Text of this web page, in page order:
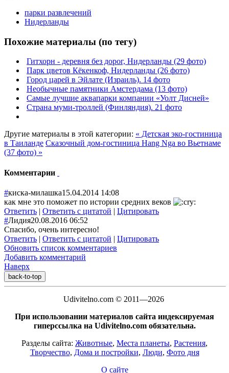
парки развлечений
Нидерланды
Похожие материалы (по тегу)
Гитхорн - деревня без дорог, Нидерланды (29 фото)
Парк цветов Кёкенкоф, Нидерланды (26 фото)
Город царей в Эйлате (Израиль). 14 фото
Необычные памятники Амстердама (13 фото)
Самые лучшие аквапарки компании «Уолт Дисней»
Страна муми-троллей (Финляндия). 21 фото
Другие материалы в этой категории: « Детская эко-гостиница
в Таиланде Сказочный дом-гостиница Hang Nga во Вьетнаме
(37 фото) »
Комментарии
#киска-милашка15.04.2014 14:08
как мне это поможет по истории средних веков
Ответить | Ответить с цитатой | Цитировать
#Лидия20.08.2016 06:52
Спасибо, очень интересно!
Ответить | Ответить с цитатой | Цитировать
Обновить список комментариев
Добавить комментарий
Наверх
back-to-top
Udivitelno.com © 2011—2026
При использовании материалов сайта индексируемая
гиперссылка на Udivitelno.com обязательна.
Разделы сайта: Животные, Места планеты, Растения,
Творчество, Дома и постройки, Люди, Фото дня
О сайте